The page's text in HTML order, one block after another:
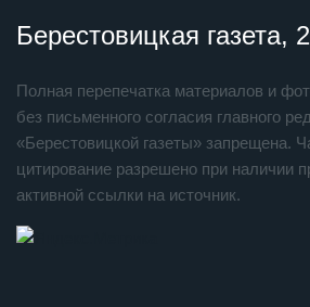
Берестовицкая газета,
Полная перепечатка материалов и
без письменного согласия главного
«Берестовицкой газеты» запрещена.
цитирование разрешено при наличии
активной ссылки на источник.